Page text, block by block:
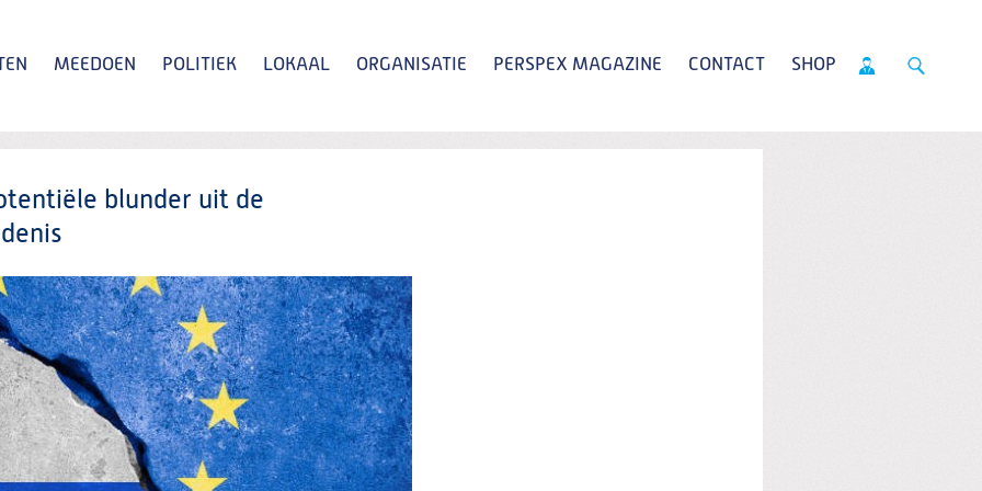
MEEDOEN POLITIEK LOKAAL ORGANISATIE PERSPEX MAGAZINE CONTACT SHOP
blunder uit de